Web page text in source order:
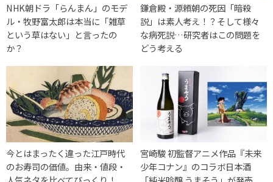
NHK朝ドラ「らんまん」のモデ
ル・牧野富太郎は本当に「雑草
という草はない」と言ったの
か？
鎌倉殿・源頼朝の死因「暗殺
説」は素人考え！？そして様々
な病死説…研究者はこの問題を
どう考える
今とはまったく違った江戸時代
のお寿司の価値。由来・値段・
宮崎駿 初監督アニメ作品『未来
少年コナン』のコラボ日本酒